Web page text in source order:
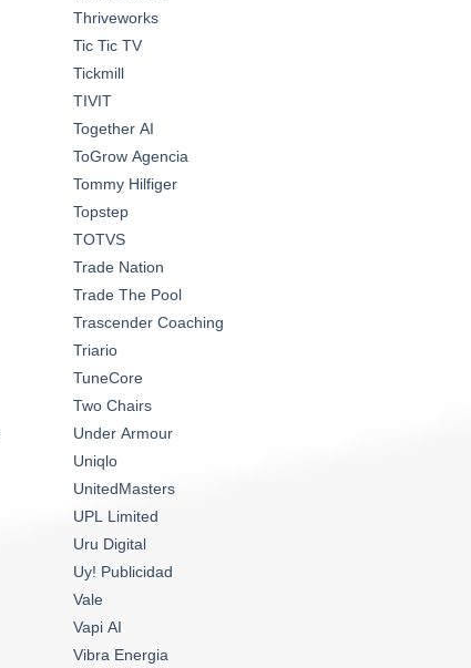
Thriveworks
Tic Tic TV
Tickmill
TIVIT
Together AI
ToGrow Agencia
Tommy Hilfiger
Topstep
TOTVS
Trade Nation
Trade The Pool
Trascender Coaching
Triario
TuneCore
Two Chairs
Under Armour
Uniqlo
UnitedMasters
UPL Limited
Uru Digital
Uy! Publicidad
Vale
Vapi AI
Vibra Energia